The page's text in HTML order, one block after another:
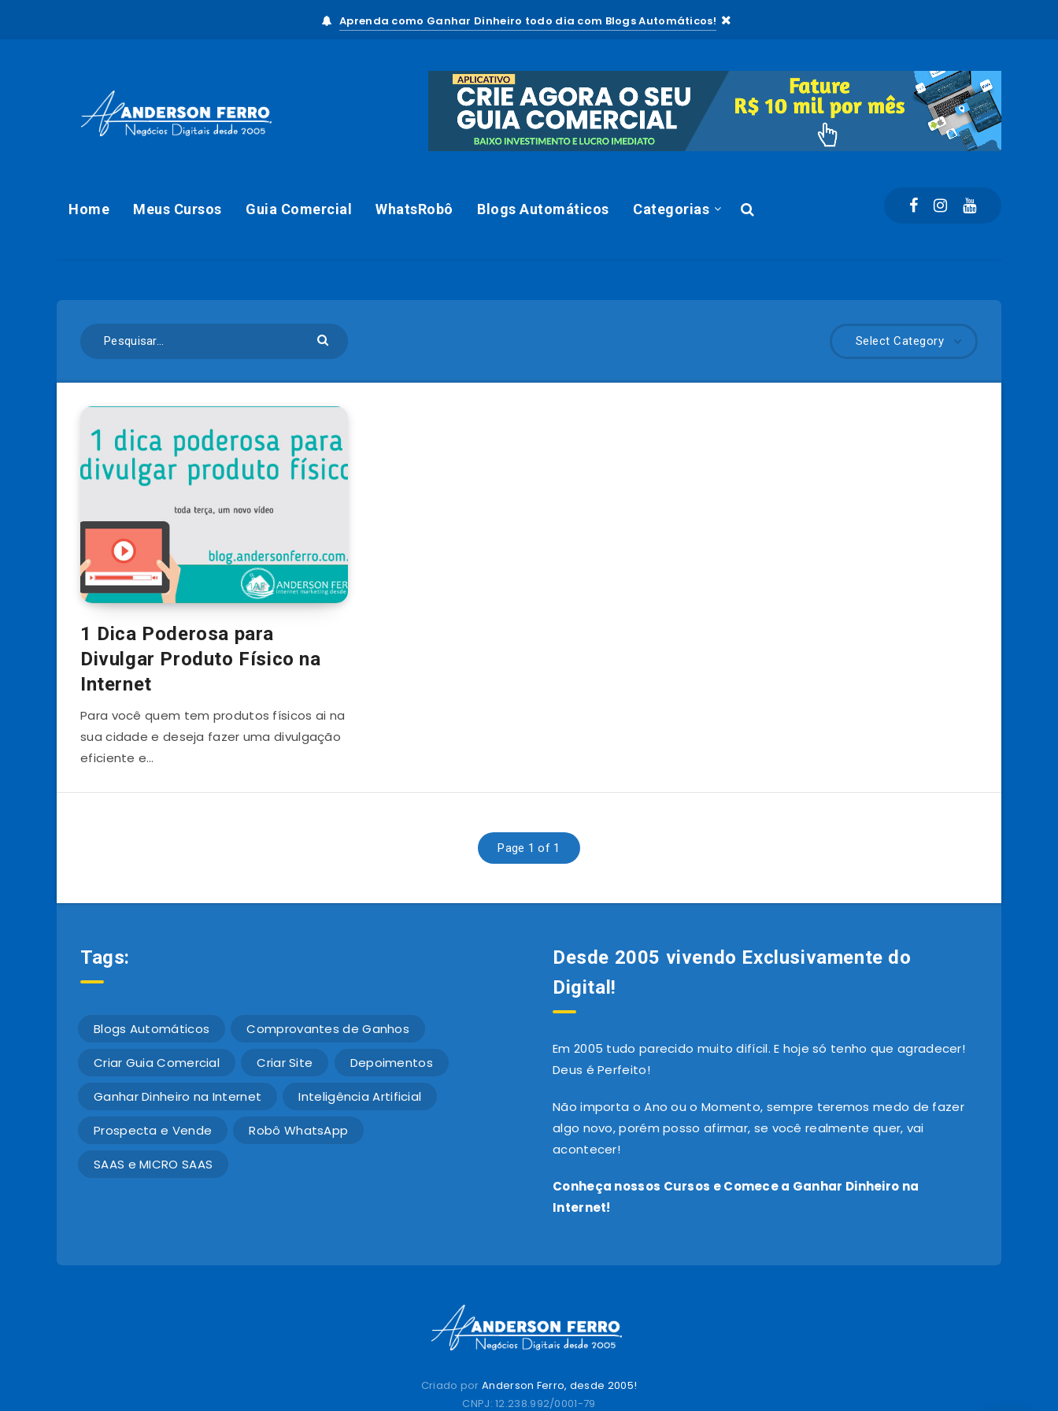
Aprenda como Ganhar Dinheiro todo dia com Blogs Automáticos!
Home Meus Cursos Guia Comercial WhatsRobô Blogs Automáticos Categorias
Select Category
1 Dica Poderosa para
Divulgar Produto Físico na
Internet
Para você quem tem produtos físicos ai na
sua cidade e deseja fazer uma divulgação
eficiente e…
Page 1 of 1
Tags:
Blogs Automáticos Comprovantes de Ganhos
Criar Guia Comercial Criar Site Depoimentos
Ganhar Dinheiro na Internet Inteligência Artificial
Prospecta e Vende Robô WhatsApp
SAAS e MICRO SAAS
Desde 2005 vivendo Exclusivamente do
Digital!
Em 2005 tudo parecido muito difícil. E hoje só tenho que agradecer!
Deus é Perfeito!
Não importa o Ano ou o Momento, sempre teremos medo de fazer
algo novo, porém posso afirmar, se você realmente quer, vai
acontecer!
Conheça nossos Cursos e Comece a Ganhar Dinheiro na
Internet!
Criado porAnderson Ferro, desde 2005!
CNPJ: 12.238.992/0001-79